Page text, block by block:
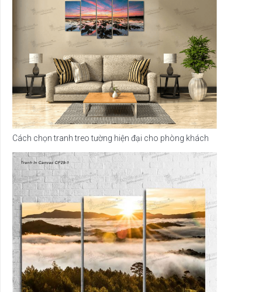
Cách chọn tranh treo tường hiện đại cho phòng khách